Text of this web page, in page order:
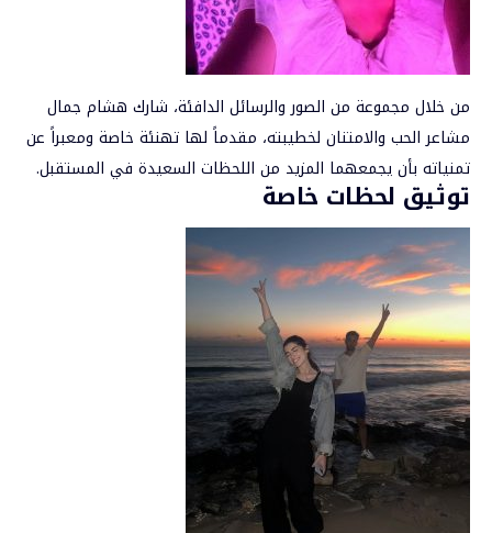
من خلال مجموعة من الصور والرسائل الدافئة، شارك هشام جمال
مشاعر الحب والامتنان لخطيبته، مقدماً لها تهنئة خاصة ومعبراً عن
تمنياته بأن يجمعهما المزيد من اللحظات السعيدة في المستقبل.
توثيق لحظات خاصة